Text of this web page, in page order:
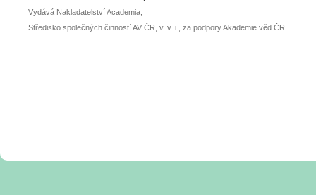
Vydává Nakladatelství Academia,
Středisko společných činností AV ČR, v. v. i., za podpory Akademie věd ČR.